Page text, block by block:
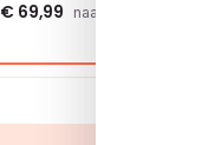
€ 69,99 naar shop →